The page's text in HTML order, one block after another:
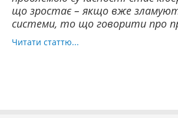
що зростає – якщо вже
системи, то що говорити про
Читати статтю...